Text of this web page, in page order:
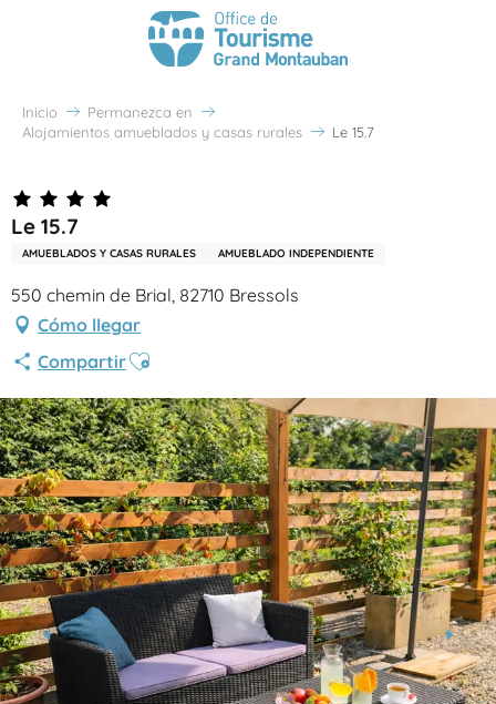
Inicio
Permanezca en
Alojamientos amueblados y casas rurales
Le 15.7
Le 15.7
AMUEBLADOS Y CASAS RURALES AMUEBLADO INDEPENDIENTE
550 chemin de Brial, 82710 Bressols
Cómo llegar
CompartirAjouter aux favoris